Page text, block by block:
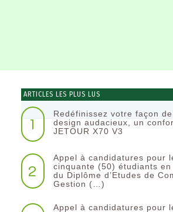
ARTICLES LES PLUS LUS
1
Redéfinissez votre façon
design audacieux, un
JETOUR X70 V3
2
Appel à candidatures pour
cinquante (50) étudiants
du Diplôme d’Etudes de
Gestion (…)
Appel à candidatures pour